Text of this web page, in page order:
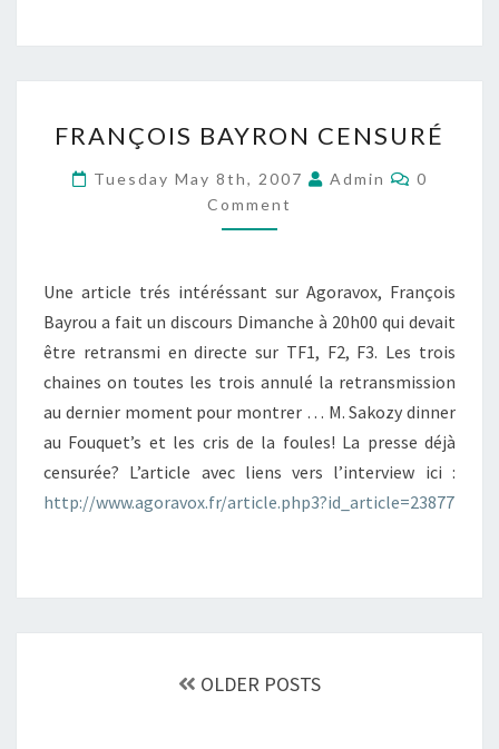
BAYRON
CENSURÉ
FRANÇOIS BAYRON CENSURÉ
Tuesday May 8th, 2007 Admin
0
Comment
Une article trés intéréssant sur Agoravox, François
Bayrou a fait un discours Dimanche à 20h00 qui devait
être retransmi en directe sur TF1, F2, F3. Les trois
chaines on toutes les trois annulé la retransmission
au dernier moment pour montrer … M. Sakozy dinner
au Fouquet’s et les cris de la foules! La presse déjà
censurée? L’article avec liens vers l’interview ici :
http://www.agoravox.fr/article.php3?id_article=23877
OLDER POSTS